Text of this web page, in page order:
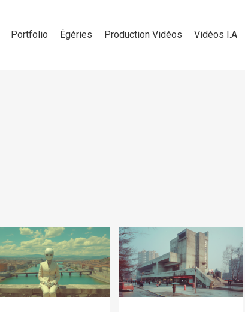
Portfolio Égéries Production Vidéos Vidéos I.A